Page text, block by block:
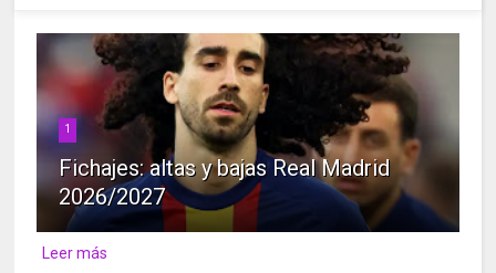
1
Fichajes: altas y bajas Real Madrid
2026/2027
Leer más